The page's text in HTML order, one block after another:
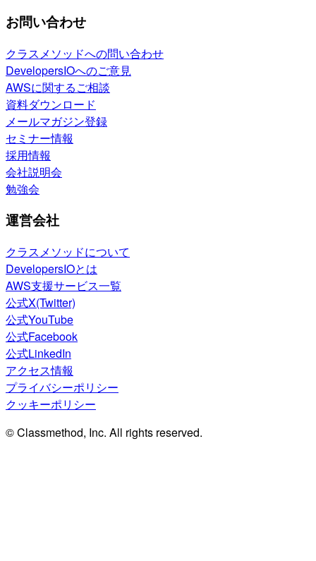
お問い合わせ
クラスメソッドへの問い合わせ
DevelopersIOへのご意見
AWSに関するご相談
資料ダウンロード
メールマガジン登録
セミナー情報
採用情報
会社説明会
勉強会
運営会社
クラスメソッドについて
DevelopersIOとは
AWS支援サービス一覧
公式X(Twitter)
公式YouTube
公式Facebook
公式LinkedIn
アクセス情報
プライバシーポリシー
クッキーポリシー
© Classmethod, Inc. All rights reserved.